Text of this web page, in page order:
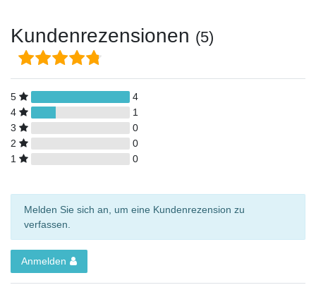
Kundenrezensionen (5)
5
4
4
1
3
0
2
0
1
0
Melden Sie sich an, um eine Kundenrezension zu
verfassen.
Anmelden